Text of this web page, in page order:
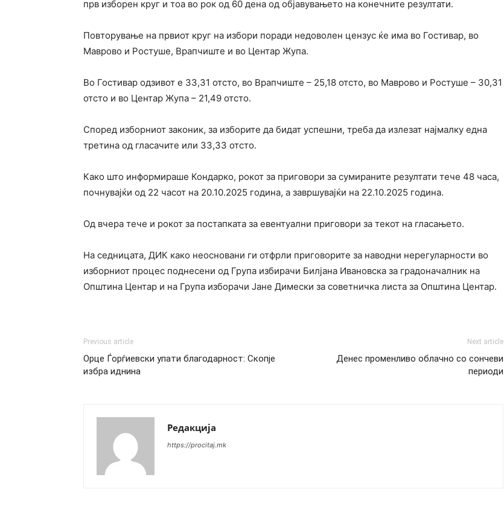
прв изборен круг и тоа во рок од 60 дена од објавувањето на конечните резултати.
Повторување на првиот круг на избори поради недоволен цензус ќе има во Гостивар, во
Маврово и Ростуше, Врапчиште и во Центар Жупа.
Во Гостивар одзивот е 33,31 отсто, во Врапчиште – 25,18 отсто, во Маврово и Ростуше – 30,31
отсто и во Центар Жупа – 21,49 отсто.
Според изборниот законик, за изборите да бидат успешни, треба да излезат најмалку една
третина од гласачите или 33,33 отсто.
Како што информираше Кондарко, рокот за приговори за сумираните резултати тече 48 часа,
почнувајќи од 22 часот на 20.10.2025 година, а завршувајќи на 22.10.2025 година.
Од вчера тече и рокот за постапката за евентуални приговори за текот на гласањето.
На седницата, ДИК како неосновани ги отфрли приговорите за наводни нерегуларности во
изборниот процес поднесени од Група избирачи Билјана Ивановска за градоначалник на
Општина Центар и на Група изборачи Јане Димески за советничка листа за Општина Центар.
Previous article
Орце Ѓорѓиевски упати благодарност: Скопје
избра иднина
Next article
Денес променливо облачно со сончеви
периоди
Редакција
https://procitaj.mk